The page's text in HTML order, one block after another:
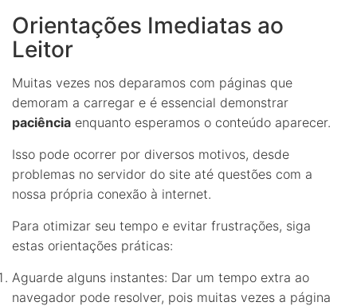
Orientações Imediatas ao
Leitor
Muitas vezes nos deparamos com páginas que
demoram a carregar e é essencial demonstrar
paciência enquanto esperamos o conteúdo aparecer.
Isso pode ocorrer por diversos motivos, desde
problemas no servidor do site até questões com a
nossa própria conexão à internet.
Para otimizar seu tempo e evitar frustrações, siga
estas orientações práticas:
Aguarde alguns instantes: Dar um tempo extra ao
navegador pode resolver, pois muitas vezes a página